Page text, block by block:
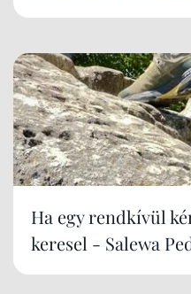
Ha egy rendkívül
keresel - Salewa